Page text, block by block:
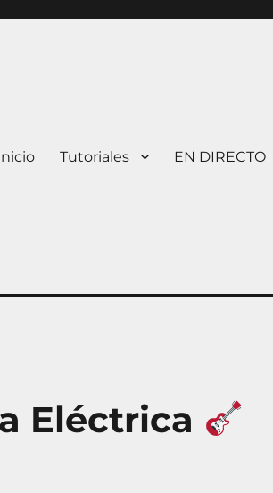
Tutoriales EN DIRECTO
Eléctrica